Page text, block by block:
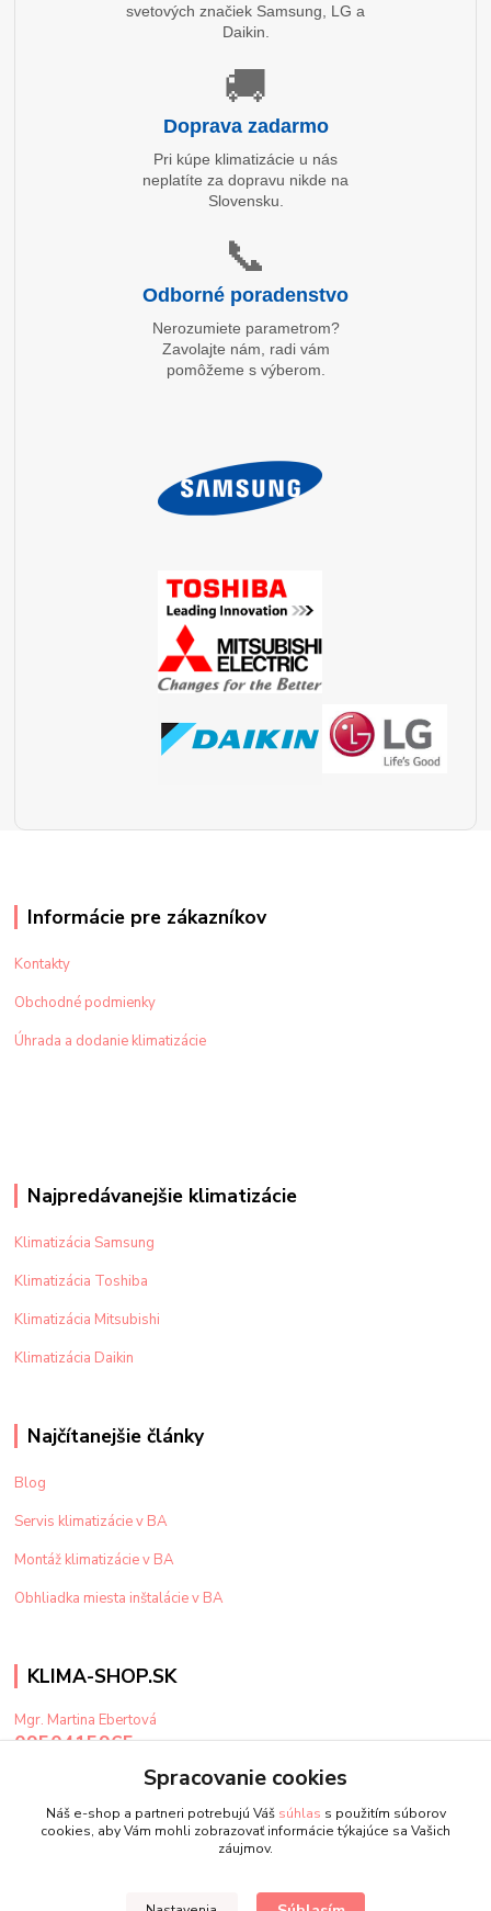
svetových značiek Samsung, LG a
Daikin.
🚚
Doprava zadarmo
Pri kúpe klimatizácie u nás
neplatíte za dopravu nikde na
Slovensku.
📞
Odborné poradenstvo
Nerozumiete parametrom?
Zavolajte nám, radi vám
pomôžeme s výberom.
Informácie pre zákazníkov
Kontakty
Obchodné podmienky
Úhrada a dodanie klimatizácie
Najpredávanejšie klimatizácie
Klimatizácia Samsung
Klimatizácia Toshiba
Klimatizácia Mitsubishi
Klimatizácia Daikin
Najčítanejšie články
Blog
Servis klimatizácie v BA
Montáž klimatizácie v BA
Obhliadka miesta inštalácie v BA
KLIMA-SHOP.SK
Mgr. Martina Ebertová
0950415965
klima@klima-shop.sk
Spracovanie cookies
Náš e-shop a partneri potrebujú Váš súhlas s použitím súborov
cookies, aby Vám mohli zobrazovať informácie týkajúce sa Vašich
záujmov.